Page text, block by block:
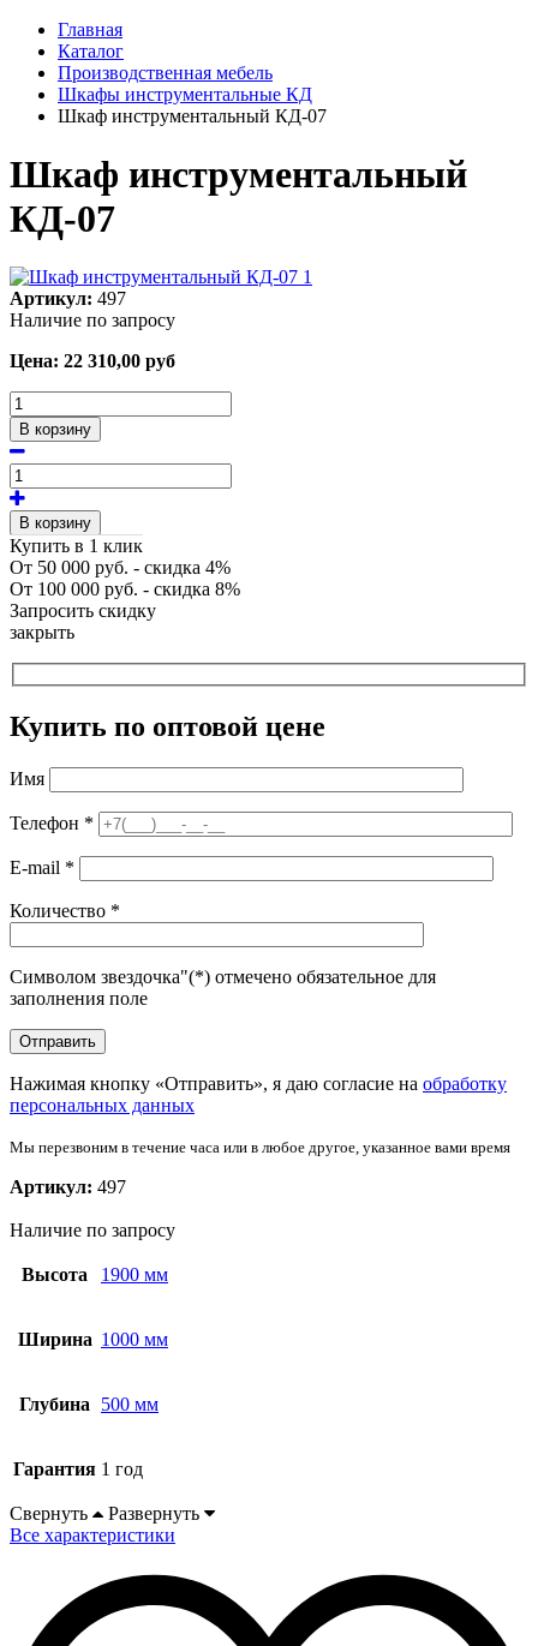
Главная
Каталог
Производственная мебель
Шкафы инструментальные КД
Шкаф инструментальный КД-07
Шкаф инструментальный
КД-07
Артикул: 497
Наличие по запросу
Цена: 22 310,00 руб
В корзину
В корзину
Купить в 1 клик
От 50 000 руб. - скидка 4%
От 100 000 руб. - скидка 8%
Запросить скидку
закрыть
Купить по оптовой цене
Имя
Телефон *
E-mail *
Количество *
Символом звездочка"(*) отмечено обязательное для
заполнения поле
Нажимая кнопку «Отправить», я даю согласие на обработку
персональных данных
Мы перезвоним в течение часа или в любое другое, указанное вами время
Артикул: 497
Наличие по запросу
Высота 1900 мм
Ширина 1000 мм
Глубина 500 мм
Гарантия 1 год
Свернуть
Развернуть
Все характеристики